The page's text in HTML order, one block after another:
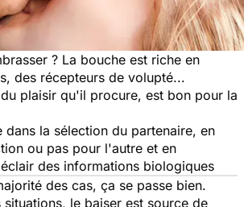
? La bouche est riche en
des récepteurs de volupté...
plaisir qu'il procure, est bon pour la
dans la sélection du partenaire, en
ou pas pour l'autre et en
des informations biologiques
des cas, ça se passe bien.
situations, le baiser est source de